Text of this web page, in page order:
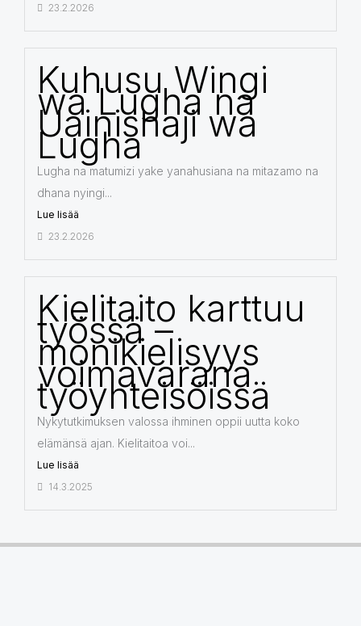
23.2.2026
Kuhusu Wingi
wa Lugha na
Uainishaji wa
Lugha
Lugha na matumizi yake yanahusiana na mitazamo na
dhana nyingi...
Lue lisää
23.2.2026
Kielitaito karttuu
työssä –
monikielisyys
voimavarana
työyhteisöissä
Nykytutkimuksen valossa ihminen oppii uutta koko
elämänsä ajan. Kielitaitoa voi...
Lue lisää
14.3.2025